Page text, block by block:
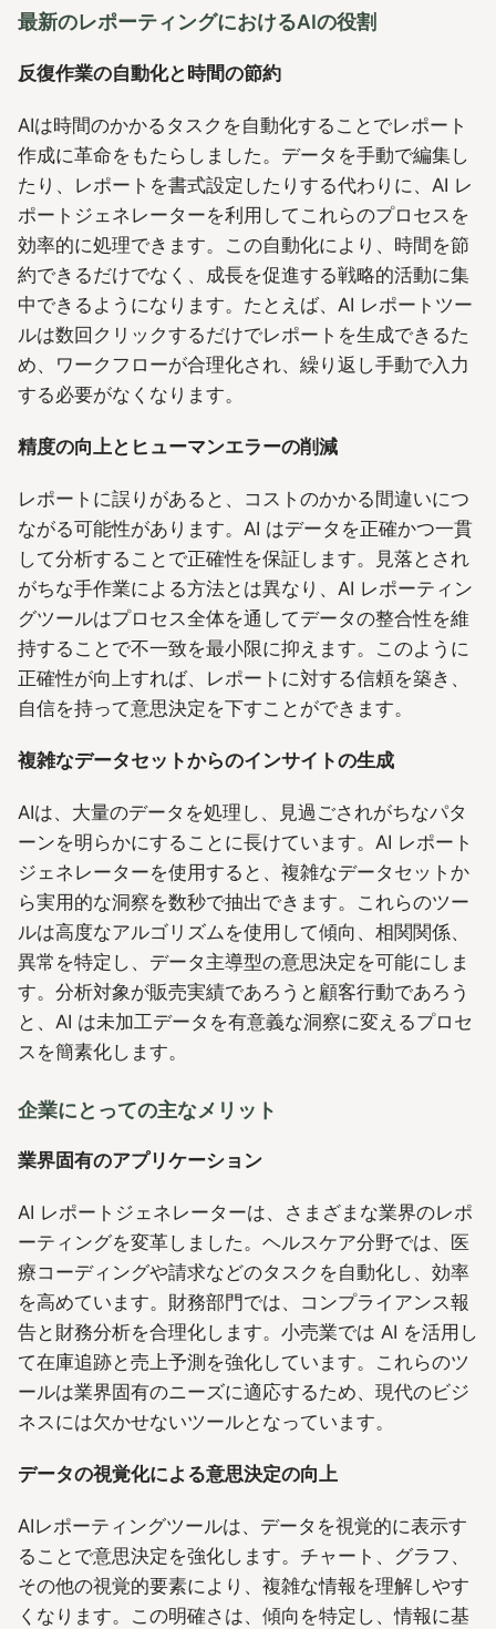
最新のレポーティングにおけるAIの役割
反復作業の自動化と時間の節約
AIは時間のかかるタスクを自動化することでレポート
作成に革命をもたらしました。データを手動で編集し
たり、レポートを書式設定したりする代わりに、AI レ
ポートジェネレーターを利用してこれらのプロセスを
効率的に処理できます。この自動化により、時間を節
約できるだけでなく、成長を促進する戦略的活動に集
中できるようになります。たとえば、AI レポートツー
ルは数回クリックするだけでレポートを生成できるた
め、ワークフローが合理化され、繰り返し手動で入力
する必要がなくなります。
精度の向上とヒューマンエラーの削減
レポートに誤りがあると、コストのかかる間違いにつ
ながる可能性があります。AI はデータを正確かつ一貫
して分析することで正確性を保証します。見落とされ
がちな手作業による方法とは異なり、AI レポーティン
グツールはプロセス全体を通してデータの整合性を維
持することで不一致を最小限に抑えます。このように
正確性が向上すれば、レポートに対する信頼を築き、
自信を持って意思決定を下すことができます。
複雑なデータセットからのインサイトの生成
AIは、大量のデータを処理し、見過ごされがちなパタ
ーンを明らかにすることに長けています。AI レポート
ジェネレーターを使用すると、複雑なデータセットか
ら実用的な洞察を数秒で抽出できます。これらのツー
ルは高度なアルゴリズムを使用して傾向、相関関係、
異常を特定し、データ主導型の意思決定を可能にしま
す。分析対象が販売実績であろうと顧客行動であろう
と、AI は未加工データを有意義な洞察に変えるプロセ
スを簡素化します。
企業にとっての主なメリット
業界固有のアプリケーション
AI レポートジェネレーターは、さまざまな業界のレポ
ーティングを変革しました。ヘルスケア分野では、医
療コーディングや請求などのタスクを自動化し、効率
を高めています。財務部門では、コンプライアンス報
告と財務分析を合理化します。小売業では AI を活用し
て在庫追跡と売上予測を強化しています。これらのツ
ールは業界固有のニーズに適応するため、現代のビジ
ネスには欠かせないツールとなっています。
データの視覚化による意思決定の向上
AIレポーティングツールは、データを視覚的に表示す
ることで意思決定を強化します。チャート、グラフ、
その他の視覚的要素により、複雑な情報を理解しやす
くなります。この明確さは、傾向を特定し、情報に基